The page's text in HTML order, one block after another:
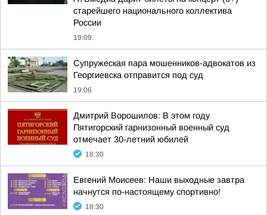
старейшего национального коллектива
России
19:09
Супружеская пара мошенников-адвокатов из
Георгиевска отправится под суд
19:06
Дмитрий Ворошилов: В этом году
Пятигорский гарнизонный военный суд
отмечает 30-летний юбилей
18:30
Евгений Моисеев: Наши выходные завтра
начнутся по-настоящему спортивно!
18:30